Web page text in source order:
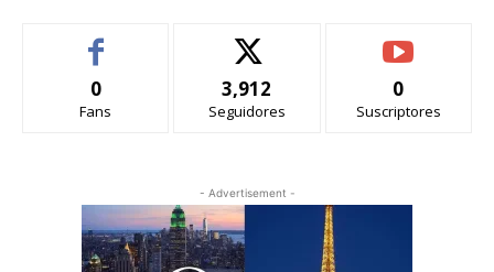
0
Fans
3,912
Seguidores
0
Suscriptores
- Advertisement -